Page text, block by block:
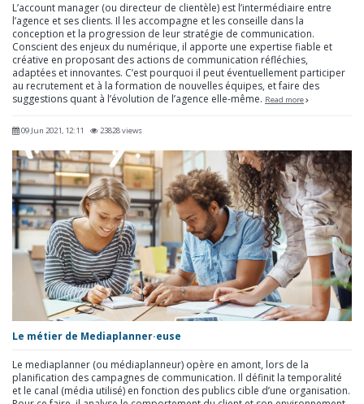
L’account manager (ou directeur de clientèle) est l’intermédiaire entre
l’agence et ses clients. Il les accompagne et les conseille dans la
conception et la progression de leur stratégie de communication.
Conscient des enjeux du numérique, il apporte une expertise fiable et
créative en proposant des actions de communication réfléchies,
adaptées et innovantes. C’est pourquoi il peut éventuellement participer
au recrutement et à la formation de nouvelles équipes, et faire des
suggestions quant à l’évolution de l’agence elle-même. Read more
09 Jun 2021, 12:11 23828 views
Le métier de Mediaplanner·euse
Le mediaplanner (ou médiaplanneur) opère en amont, lors de la
planification des campagnes de communication. Il définit la temporalité
et le canal (média utilisé) en fonction des publics cible d’une organisation.